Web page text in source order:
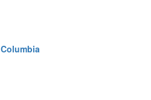
Columbia